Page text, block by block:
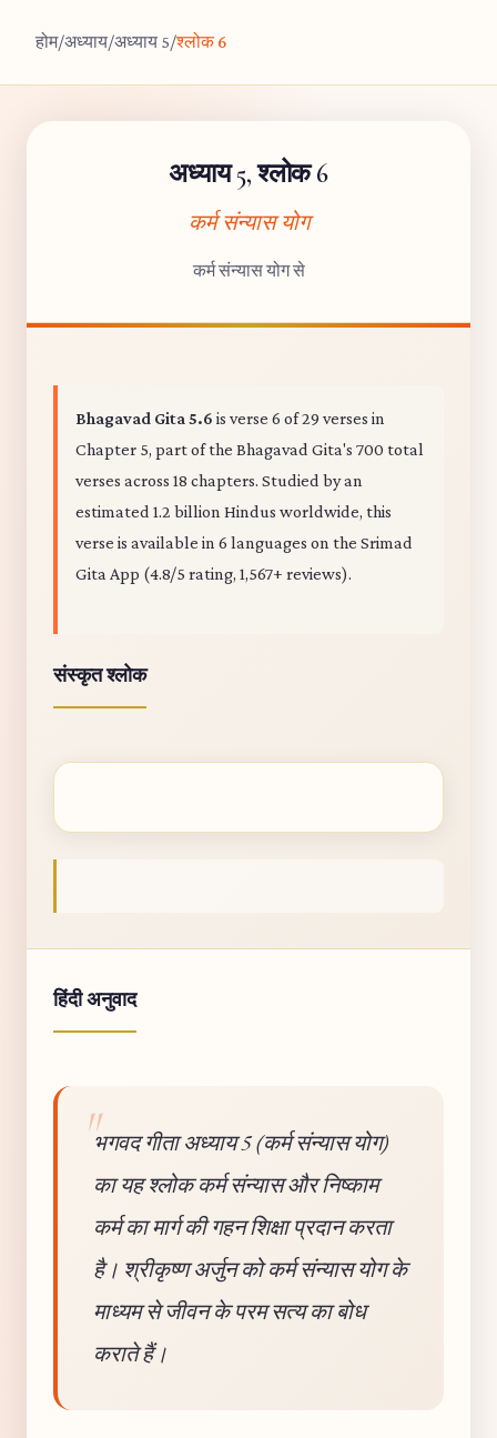
होम/अध्याय/अध्याय 5/श्लोक 6
अध्याय 5, श्लोक 6
कर्म संन्यास योग
कर्म संन्यास योग से
Bhagavad Gita 5.6 is verse 6 of 29 verses in
Chapter 5, part of the Bhagavad Gita's 700 total
verses across 18 chapters. Studied by an
estimated 1.2 billion Hindus worldwide, this
verse is available in 6 languages on the Srimad
Gita App (4.8/5 rating, 1,567+ reviews).
संस्कृत श्लोक
हिंदी अनुवाद
भगवद गीता अध्याय 5 (कर्म संन्यास योग)
का यह श्लोक कर्म संन्यास और निष्काम
कर्म का मार्ग की गहन शिक्षा प्रदान करता
है। श्रीकृष्ण अर्जुन को कर्म संन्यास योग के
माध्यम से जीवन के परम सत्य का बोध
कराते हैं।